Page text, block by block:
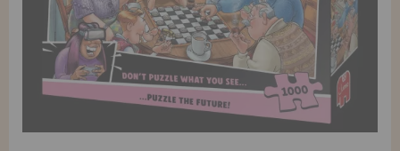
LIQUIDACIONES
INFORMACIÓN
955 333 133
Quiero registrarme como
nuevo cliente
Al crear una cuenta en casadelpuzzle.com podrás realizar tus compras
rápidamente en nuestra tienda virtual, revisar el estado de tus pedidos
y consultar tus operaciones anteriores.